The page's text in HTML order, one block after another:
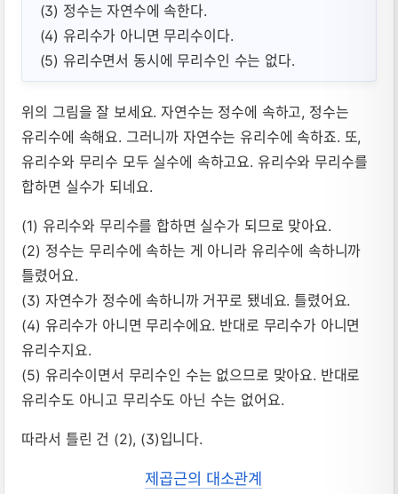
(3) 정수는 자연수에 속한다.
(4) 유리수가 아니면 무리수이다.
(5) 유리수면서 동시에 무리수인 수는 없다.
위의 그림을 잘 보세요. 자연수는 정수에 속하고, 정수는
유리수에 속해요. 그러니까 자연수는 유리수에 속하죠. 또,
유리수와 무리수 모두 실수에 속하고요. 유리수와 무리수를
합하면 실수가 되네요.
(1) 유리수와 무리수를 합하면 실수가 되므로 맞아요.
(2) 정수는 무리수에 속하는 게 아니라 유리수에 속하니까
틀렸어요.
(3) 자연수가 정수에 속하니까 거꾸로 됐네요. 틀렸어요.
(4) 유리수가 아니면 무리수에요. 반대로 무리수가 아니면
유리수지요.
(5) 유리수이면서 무리수인 수는 없으므로 맞아요. 반대로
유리수도 아니고 무리수도 아닌 수는 없어요.
따라서 틀린 건 (2), (3)입니다.
제곱근의 대소관계